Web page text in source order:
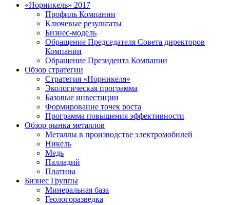
«Норникель» 2017
Профиль Компании
Ключевые результаты
Бизнес-модель
Обращение Председателя Совета директоров
Компании
Обращение Президента Компании
Обзор стратегии
Стратегия «Норникеля»
Экологическая программа
Базовые инвестиции
Формирование точек роста
Программа повышения эффективности
Обзор рынка металлов
Металлы в производстве электромобилей
Никель
Медь
Палладий
Платина
Бизнес Группы
Минеральная база
Геологоразведка